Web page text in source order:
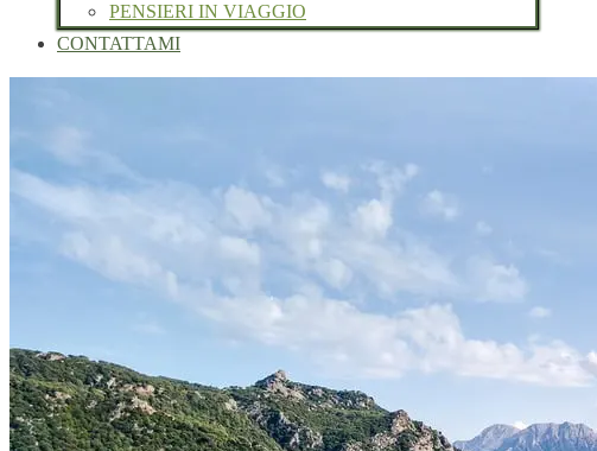
PENSIERI IN VIAGGIO
CONTATTAMI